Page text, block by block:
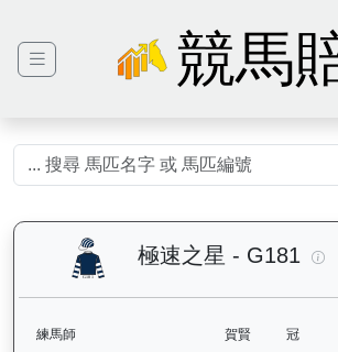
競馬
極速之星 - G181
練馬師 賀賢 冠